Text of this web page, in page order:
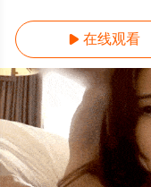
 在线观看